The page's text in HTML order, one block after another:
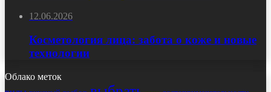
12.06.2026
Косметология лица: забота о коже и новые
технологии
Облако меток